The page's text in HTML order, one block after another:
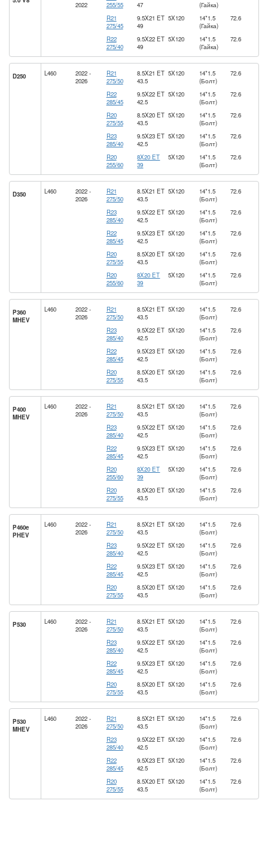
2022
255/55
R21
275/45
R22
275/40
47
9.5X21 ET
49
9.5X22 ET
49
5X120
5X120
(Гайка)
14*1.5
(Гайка)
14*1.5
(Гайка)
72.6
72.6
D250 L460
2022 -
2026
R21
275/50
R22
285/45
R20
275/55
R23
285/40
R20
255/60
8.5X21 ET
43.5
9.5X22 ET
42.5
8.5X20 ET
43.5
9.5X23 ET
42.5
8X20 ET
39
5X120
5X120
5X120
5X120
5X120
14*1.5
(Болт)
14*1.5
(Болт)
14*1.5
(Болт)
14*1.5
(Болт)
14*1.5
(Болт)
72.6
72.6
72.6
72.6
72.6
D350 L460
2022 -
2026
R21
275/50
R23
285/40
R22
285/45
R20
275/55
R20
255/60
8.5X21 ET
43.5
9.5X22 ET
42.5
9.5X23 ET
42.5
8.5X20 ET
43.5
8X20 ET
39
5X120
5X120
5X120
5X120
5X120
14*1.5
(Болт)
14*1.5
(Болт)
14*1.5
(Болт)
14*1.5
(Болт)
14*1.5
(Болт)
72.6
72.6
72.6
72.6
72.6
P360
MHEV
L460
2022 -
2026
R21
275/50
R23
285/40
R22
285/45
R20
275/55
8.5X21 ET
43.5
9.5X22 ET
42.5
9.5X23 ET
42.5
8.5X20 ET
43.5
5X120
5X120
5X120
5X120
14*1.5
(Болт)
14*1.5
(Болт)
14*1.5
(Болт)
14*1.5
(Болт)
72.6
72.6
72.6
72.6
P400
MHEV
L460
2022 -
2026
R21
275/50
R23
285/40
R22
285/45
R20
255/60
R20
275/55
8.5X21 ET
43.5
9.5X22 ET
42.5
9.5X23 ET
42.5
8X20 ET
39
8.5X20 ET
43.5
5X120
5X120
5X120
5X120
5X120
14*1.5
(Болт)
14*1.5
(Болт)
14*1.5
(Болт)
14*1.5
(Болт)
14*1.5
(Болт)
72.6
72.6
72.6
72.6
72.6
P460e
PHEV
L460
2022 -
2026
R21
275/50
R23
285/40
R22
285/45
R20
275/55
8.5X21 ET
43.5
9.5X22 ET
42.5
9.5X23 ET
42.5
8.5X20 ET
43.5
5X120
5X120
5X120
5X120
14*1.5
(Болт)
14*1.5
(Болт)
14*1.5
(Болт)
14*1.5
(Болт)
72.6
72.6
72.6
72.6
P530 L460
2022 -
2026
R21
275/50
R23
285/40
R22
285/45
R20
275/55
8.5X21 ET
43.5
9.5X22 ET
42.5
9.5X23 ET
42.5
8.5X20 ET
43.5
5X120
5X120
5X120
5X120
14*1.5
(Болт)
14*1.5
(Болт)
14*1.5
(Болт)
14*1.5
(Болт)
72.6
72.6
72.6
72.6
P530
MHEV
L460
2022 -
2026
R21
275/50
R23
285/40
R22
285/45
R20
275/55
8.5X21 ET
43.5
9.5X22 ET
42.5
9.5X23 ET
42.5
8.5X20 ET
43.5
5X120
5X120
5X120
5X120
14*1.5
(Болт)
14*1.5
(Болт)
14*1.5
(Болт)
14*1.5
(Болт)
72.6
72.6
72.6
72.6